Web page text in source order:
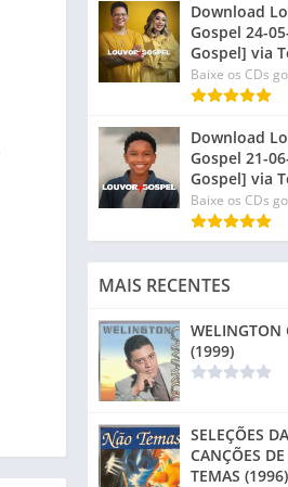
Download
Gospel 24-
Gospel] via
Baixe os CDs
Download
Gospel 21-
Gospel] via
Baixe os CDs
MAIS RECENTES
WELINGTON
(1999)
SELEÇÕES
CANÇÕES
TEMAS